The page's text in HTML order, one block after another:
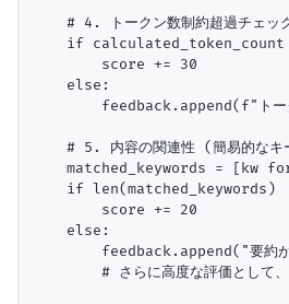
# 4. トークン数制約超過チェッ
if calculated_token_count
        score += 30
    else:
feedback.append(f"トー
# 5. 内容の関連性 (簡易的なキ
matched_keywords = [kw
if len(matched_keywords)
        score += 20
    else:
feedback.append("要約が
# さらに高度な評価として